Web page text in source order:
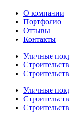
О компании
Портфолио
Отзывы
Контакты
Уличные
Уличные